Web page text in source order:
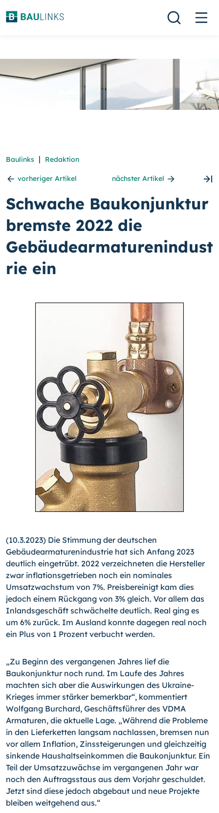
Baulinks | Redaktion
vorheriger Artikel nächster Artikel
Schwache Baukonjunktur
bremste 2022 die
Gebäudearmaturenindust
rie ein
(10.3.2023) Die Stimmung der deutschen
Gebäudearmaturenindustrie hat sich Anfang 2023
deutlich eingetrübt. 2022 verzeichneten die Hersteller
zwar inflationsgetrieben noch ein nominales
Umsatzwachstum von 7%. Preisbereinigt kam dies
jedoch einem Rückgang von 3% gleich. Vor allem das
Inlandsgeschäft schwächelte deutlich. Real ging es
um 6% zurück. Im Ausland konnte dagegen real noch
ein Plus von 1 Prozent verbucht werden.
„Zu Beginn des vergangenen Jahres lief die
Baukonjunktur noch rund. Im Laufe des Jahres
machten sich aber die Auswirkungen des Ukraine-
Krieges immer stärker bemerkbar“, kommentiert
Wolfgang Burchard, Geschäftsführer des VDMA
Armaturen, die aktuelle Lage. „Während die Probleme
in den Lieferketten langsam nachlassen, bremsen nun
vor allem Inflation, Zinssteigerungen und gleichzeitig
sinkende Haushaltseinkommen die Baukonjunktur. Ein
Teil der Umsatzzuwächse im vergangenen Jahr war
noch den Auftragsstaus aus dem Vorjahr geschuldet.
Jetzt sind diese jedoch abgebaut und neue Projekte
bleiben weitgehend aus.“